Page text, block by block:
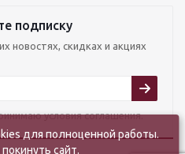
для полноценной работы.
сайт.
подписку
новостях, скидках и акциях
условия соглашения.